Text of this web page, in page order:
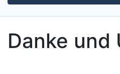
Danke und